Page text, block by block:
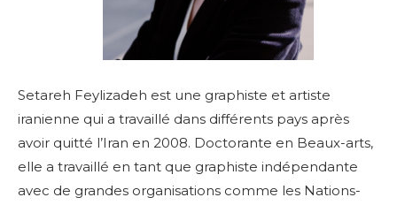
Setareh Feylizadeh est une graphiste et artiste
iranienne qui a travaillé dans différents pays après
avoir quitté l’Iran en 2008. Doctorante en Beaux-arts,
elle a travaillé en tant que graphiste indépendante
avec de grandes organisations comme les Nations-